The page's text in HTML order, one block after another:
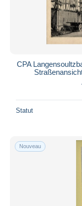
CPA
Statut
Nouveau